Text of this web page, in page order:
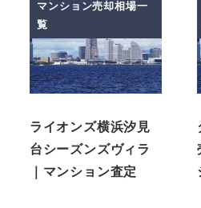
マンション売却相場一
覧
ライオンズ横浜汐見
台シーズンズヴィラ
｜マンション査定